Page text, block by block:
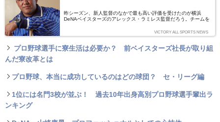
昨シーズン、新人監督のなかで最も高い評価を受けたのが横浜
DeNAベイスターズのアレックス・ラミレス監督だろう。チームを
めることのないポジティブ・スピリッツと、選手たちを見放さない
信頼の厚さ――若い選手たちはラミレス監督の応えようと頂点を目
月31日に前後編で公開した記事を1本に再編集したものです※
VICTORY ALL SPORTS NEWS
プロ野球選手に寮生活は必要か？ 前ベイスターズ社長が取り組
んだ寮改革とは
プロ野球、本当に成功しているのはどの球団？ セ・リーグ編
1位には名門3校が並ぶ！ 過去10年出身高別プロ野球選手輩出ラ
ンキング